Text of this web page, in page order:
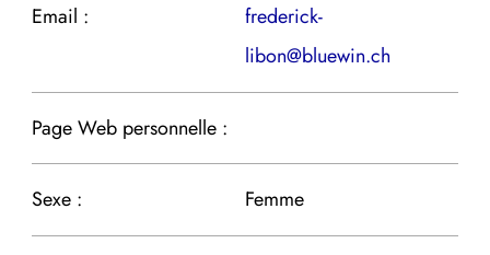
Email :
frederick-
libon@bluewin.ch
Page Web personnelle :
Sexe : Femme